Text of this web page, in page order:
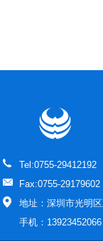
Tel:0755-29412192
Fax:0755-29179602
地址：深圳市光明
手机：